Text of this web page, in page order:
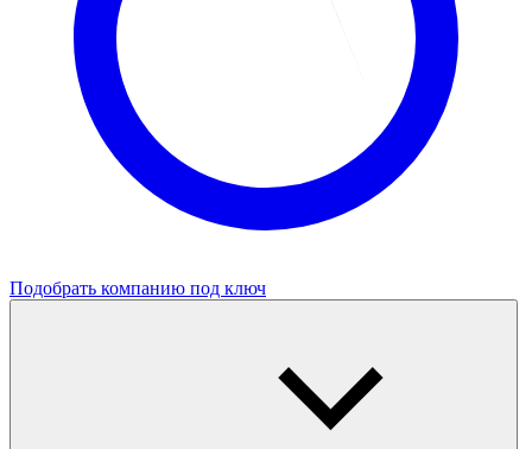
Подобрать компанию под ключ